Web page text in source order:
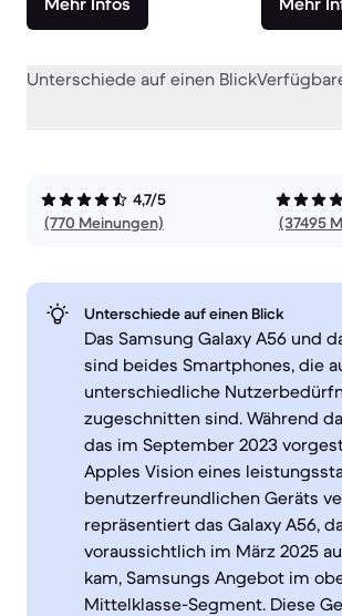
Unterschiede auf einen Blick
4,7/5
(770 Meinungen)
(37495
Unterschiede auf einen Blick
Das Samsung Galaxy A56 und
sind beides Smartphones, die
unterschiedliche
zugeschnitten sind. Während
das im September 2023
Apples Vision eines
benutzerfreundlichen Geräts
repräsentiert das Galaxy A56,
voraussichtlich im März 2025
kam, Samsungs Angebot im
Mittelklasse-Segment. Diese